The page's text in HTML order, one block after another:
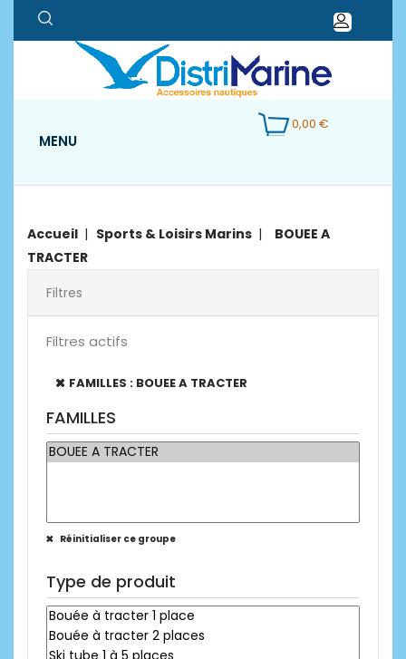
0,00 €
MENU
Accueil Sports & Loisirs Marins
BOUEE A
TRACTER
Filtres
Filtres actifs
FAMILLES : BOUEE A TRACTER
FAMILLES
Réinitialiser ce groupe
Type de produit